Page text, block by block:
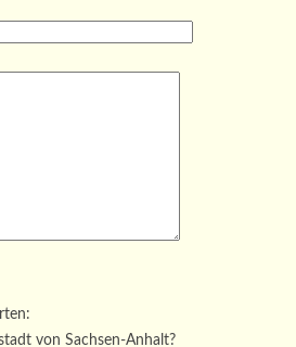
von Sachsen-Anhalt?